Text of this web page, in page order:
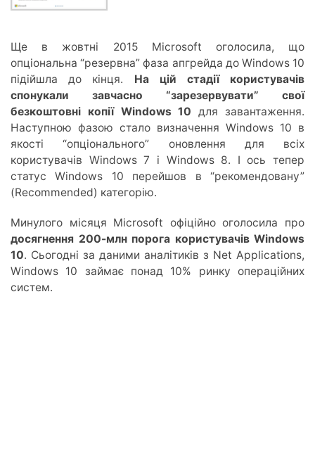
Ще в жовтні 2015 Microsoft оголосила, що
опціональна “резервна” фаза апгрейда до Windows 10
підійшла до кінця. На цій стадії користувачів
спонукали завчасно “зарезервувати” свої
безкоштовні копії Windows 10 для завантаження.
Наступною фазою стало визначення Windows 10 в
якості “опціонального” оновлення для всіх
користувачів Windows 7 і Windows 8. І ось тепер
статус Windows 10 перейшов в “рекомендовану”
(Recommended) категорію.
Минулого місяця Microsoft офіційно оголосила про
досягнення 200-млн порога користувачів Windows
10. Сьогодні за даними аналітиків з Net Applications,
Windows 10 займає понад 10% ринку операційних
систем.